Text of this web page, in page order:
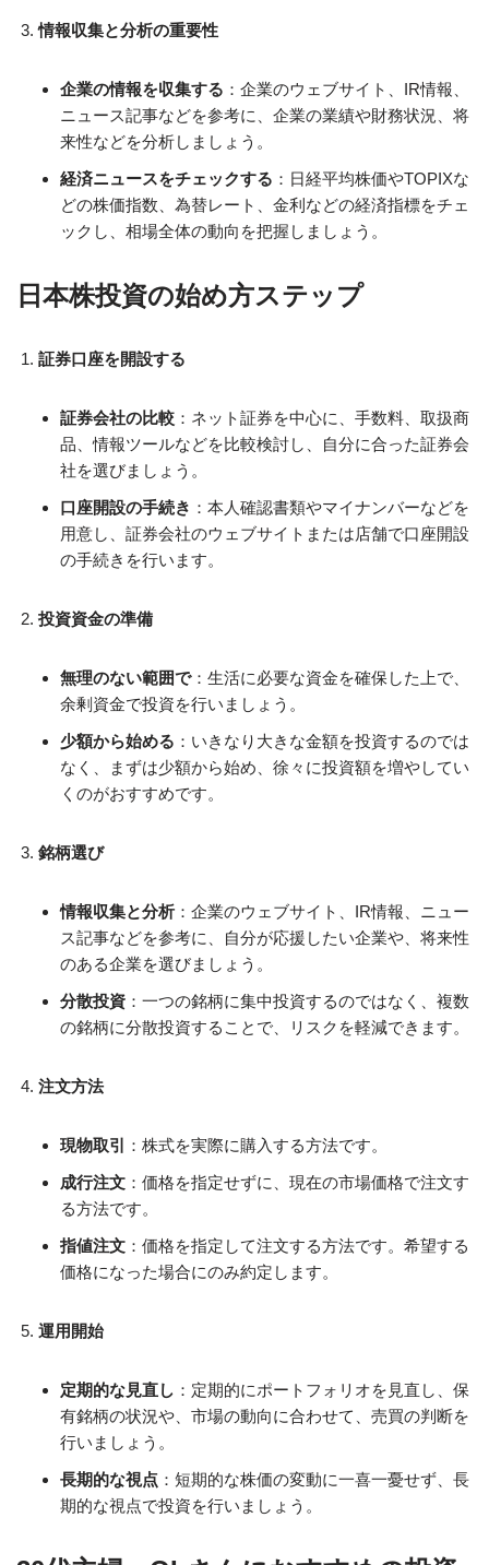
情報収集と分析の重要性
企業の情報を収集する ：企業のウェブサイト、IR情報、
ニュース記事などを参考に、企業の業績や財務状況、将
来性などを分析しましょう。
経済ニュースをチェックする ：日経平均株価やTOPIXな
どの株価指数、為替レート、金利などの経済指標をチェ
ックし、相場全体の動向を把握しましょう。
日本株投資の始め方ステップ
証券口座を開設する
証券会社の比較 ：ネット証券を中心に、手数料、取扱商
品、情報ツールなどを比較検討し、自分に合った証券会
社を選びましょう。
口座開設の手続き ：本人確認書類やマイナンバーなどを
用意し、証券会社のウェブサイトまたは店舗で口座開設
の手続きを行います。
投資資金の準備
無理のない範囲で：生活に必要な資金を確保した上で、
余剰資金で投資を行いましょう。
少額から始める ：いきなり大きな金額を投資するのでは
なく、まずは少額から始め、徐々に投資額を増やしてい
くのがおすすめです。
銘柄選び
情報収集と分析：企業のウェブサイト、IR情報、ニュー
ス記事などを参考に、自分が応援したい企業や、将来性
のある企業を選びましょう。
分散投資 ：一つの銘柄に集中投資するのではなく、複数
の銘柄に分散投資することで、リスクを軽減できます。
注文方法
現物取引
：株式を実際に購入する方法です。
成行注文 ：価格を指定せずに、現在の市場価格で注文す
る方法です。
指値注文 ：価格を指定して注文する方法です。希望する
価格になった場合にのみ約定します。
運用開始
定期的な見直し ：定期的にポートフォリオを見直し、保
有銘柄の状況や、市場の動向に合わせて、売買の判断を
行いましょう。
長期的な視点 ：短期的な株価の変動に一喜一憂せず、長
期的な視点で投資を行いましょう。